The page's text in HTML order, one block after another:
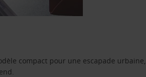
compact pour une escapade